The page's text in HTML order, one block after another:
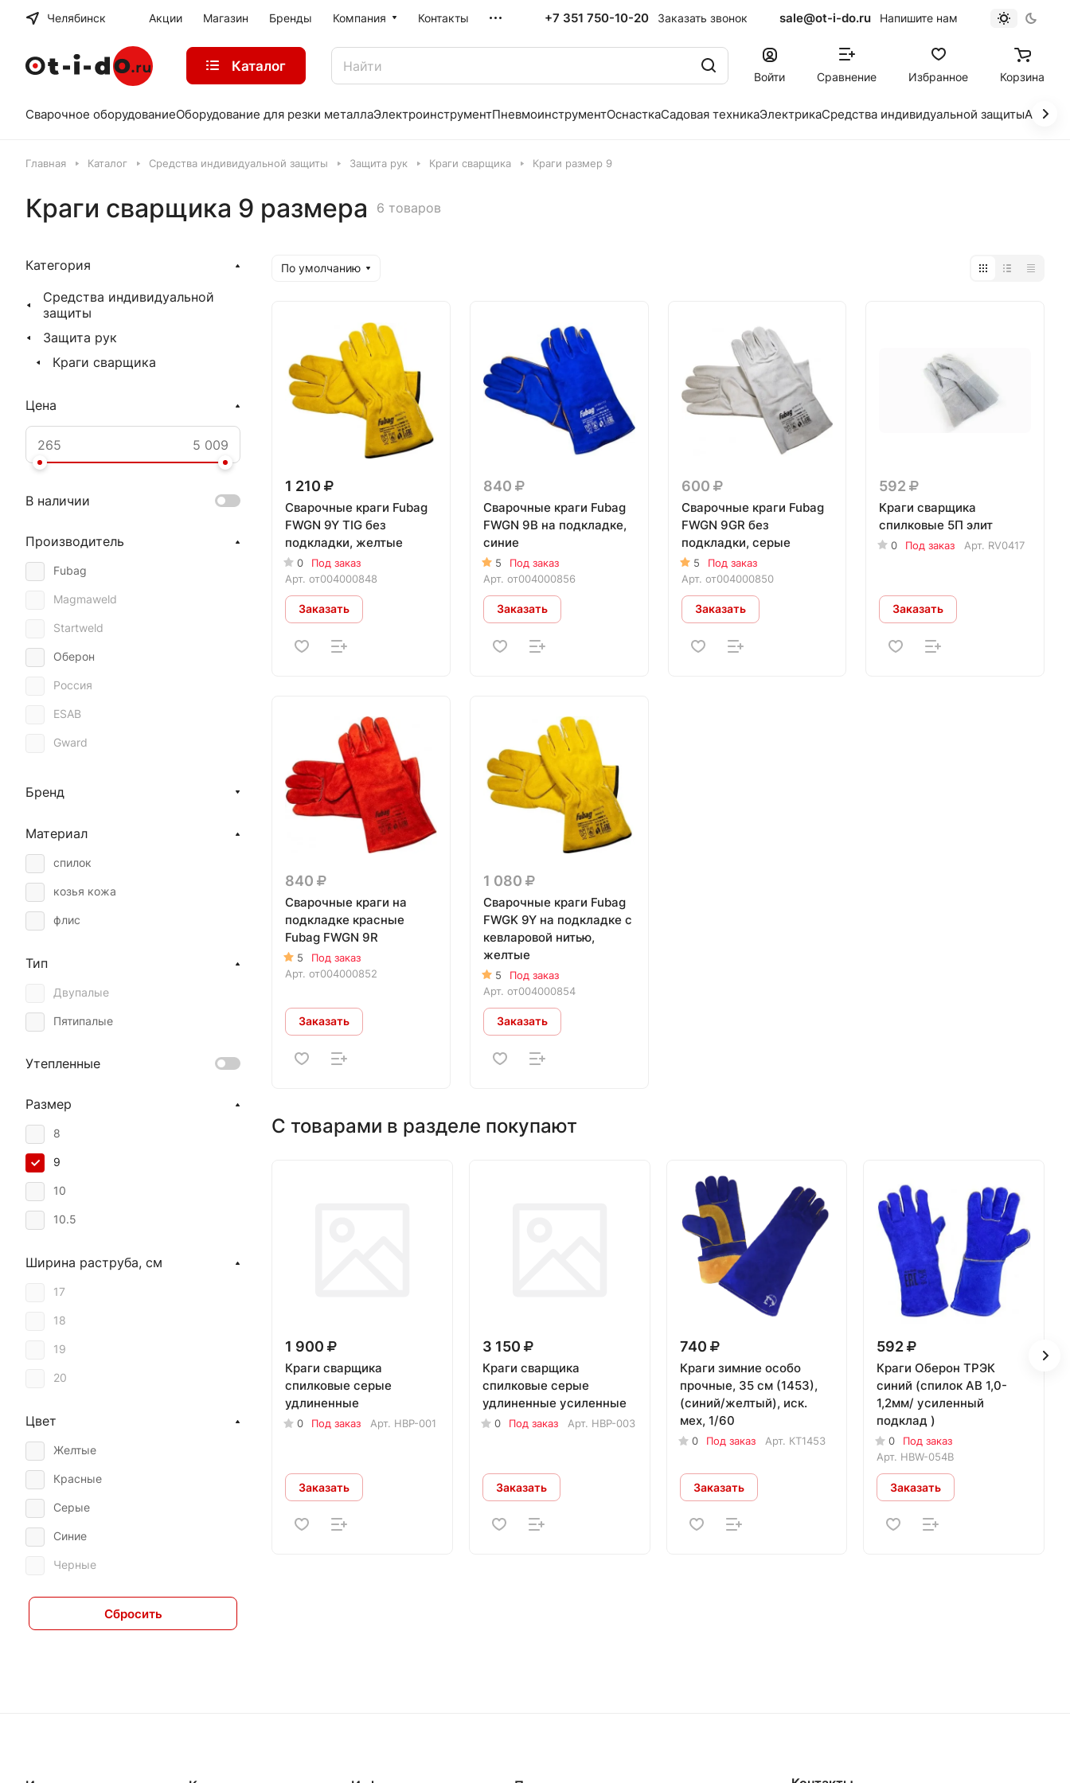
Челябинск Акции Магазин Бренды Компания Контакты +7 351 750-10-20 Заказать звонок sale@ot-i-do.ru Напишите нам
Каталог
Войти Сравнение Избранное Корзина
Сварочное оборудованиеОборудование для резки металлаЭлектроинструментПневмоинструментОснасткаСадовая техникаЭлектрикаСредства индивидуальной защиты
Главная Каталог Средства индивидуальной защиты Защита рук Краги сварщика Краги размер 9
Краги сварщика 9 размера 6 товаров
По умолчанию
1 210
Сварочные краги Fubag
FWGN 9Y TIG без
подкладки, желтые
0
Под заказ
Арт. от004000848
Заказать
840
Сварочные краги Fubag
FWGN 9B на подкладке,
синие
5
Под заказ
Арт. от004000856
Заказать
600
Сварочные краги Fubag
FWGN 9GR без
подкладки, серые
5
Под заказ
Арт. от004000850
Заказать
592
Краги сварщика
спилковые 5П элит
0 Под заказ Арт. RV0417
Заказать
840
Сварочные краги на
подкладке красные
Fubag FWGN 9R
5
Под заказ
Арт. от004000852
Заказать
1 080
Сварочные краги Fubag
FWGK 9Y на подкладке с
кевларовой нитью,
желтые
5
Под заказ
Арт. от004000854
Заказать
С товарами в разделе покупают
1 900
Краги сварщика
спилковые серые
удлиненные
0 Под заказ Арт. HBP-001
Заказать
3 150
Краги сварщика
спилковые серые
удлиненные усиленные
0 Под заказ Арт. HBP-003
Заказать
740
Краги зимние особо
прочные, 35 см (1453),
(синий/желтый), иск.
мех, 1/60
0 Под заказ Арт. КТ1453
Заказать
592
Краги Оберон ТРЭК
синий (спилок AB 1,0-
1,2мм/ усиленный
подклад )
0
Под заказ
Арт. HBW-054B
Заказать
Категория
Средства индивидуальной
защиты
Защита рук
Краги сварщика
Цена
В наличии
Производитель
Fubag
Magmaweld
Startweld
Оберон
Россия
ESAB
Gward
Бренд
Материал
спилок
козья кожа
флис
Тип
Двупалые
Пятипалые
Утепленные
Размер
8
9
10
10.5
Ширина раструба, см
17
18
19
20
Цвет
Желтые
Красные
Серые
Синие
Черные
Сбросить